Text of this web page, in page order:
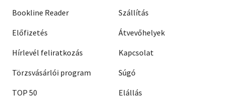
Bookline Reader
Előfizetés
Hírlevél feliratkozás
Törzsvásárlói program
TOP 50
Szállítás
Átvevőhelyek
Kapcsolat
Súgó
Elállás